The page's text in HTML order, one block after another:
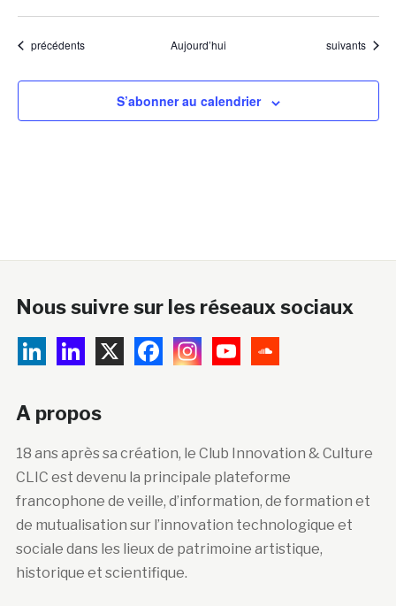
Évènements
précédents Aujourd’hui Évènements
suivants
S’abonner au calendrier
Nous suivre sur les réseaux sociaux
A propos
18 ans après sa création, le Club Innovation & Culture
CLIC est devenu la principale plateforme
francophone de veille, d’information, de formation et
de mutualisation sur l’innovation technologique et
sociale dans les lieux de patrimoine artistique,
historique et scientifique.